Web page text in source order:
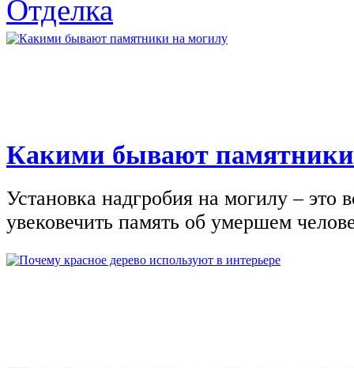
Отделка
Какими бывают
Установка надгробия на могилу – это
увековечить память об умершем